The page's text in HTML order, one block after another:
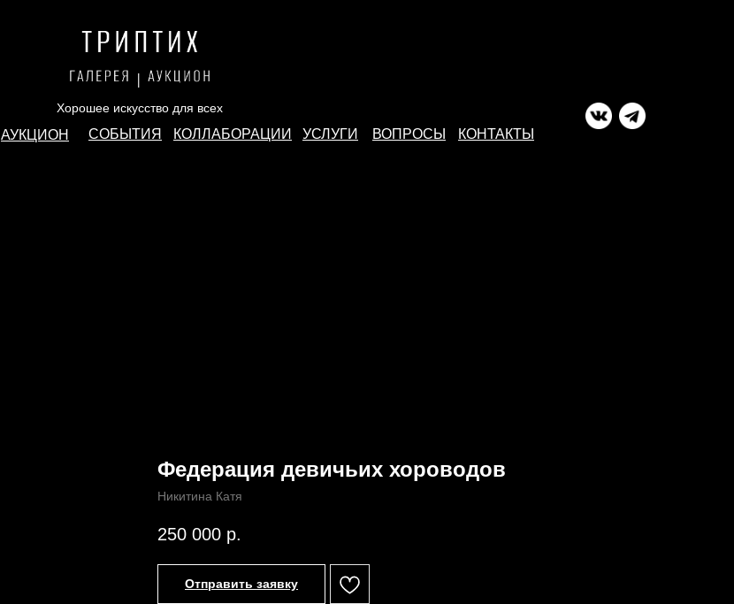
КОНТАКТЫ
УСЛУГИ ВОПРОСЫ
СОБЫТИЯ КОЛЛАБОРАЦИИ
АУКЦИОН
Хорошее искусство для всех
Федерация девичьих хороводов
Никитина Катя
250 000 р.
Отправить заявку